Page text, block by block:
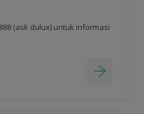
(ask dulux) untuk informasi